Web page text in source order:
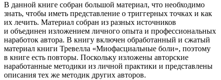
В данной книге собран большой материал, что необходимо
знать, чтобы иметь представление о триггерных точках и как
их лечить. Материал собран из разных источников
и объединен изложением личного опыта и профессиональных
наработок автора. В книгу включен обработанный и сжатый
материал книги Тревелла «Миофасциальные боли», поэтому
в книге есть повторы. Поскольку изложены авторские
наработанные методики из личной практики и представлены
описания тех же методик других авторов.